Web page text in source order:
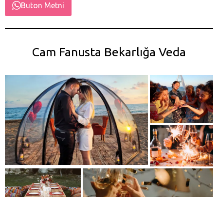
Buton Metni
Cam Fanusta Bekarlığa Veda